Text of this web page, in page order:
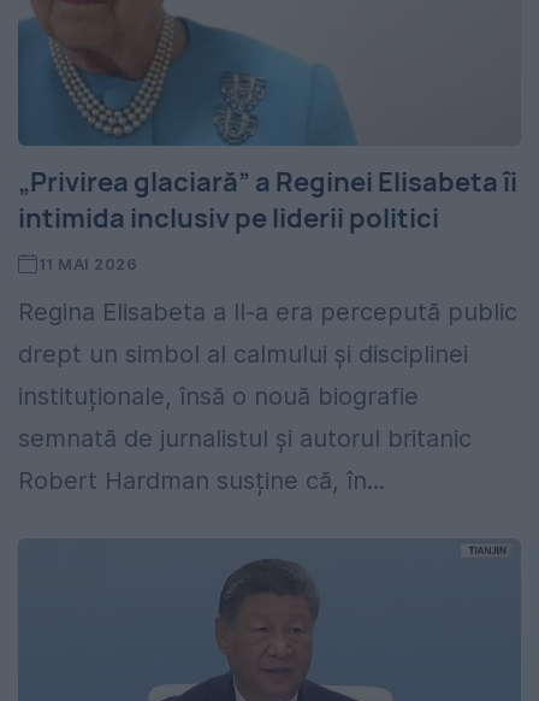
„Privirea glaciară” a Reginei Elisabeta îi
intimida inclusiv pe liderii politici
11 MAI 2026
Regina Elisabeta a II-a era percepută public
drept un simbol al calmului și disciplinei
instituționale, însă o nouă biografie
semnată de jurnalistul și autorul britanic
Robert Hardman susține că, în...